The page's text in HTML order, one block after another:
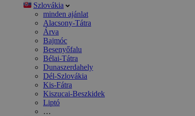
Szlovákia
minden ajánlat
Alacsony-Tátra
Árva
Bajmóc
Besenyőfalu
Bélai-Tátra
Dunaszerdahely
Dél-Szlovákia
Kis-Fátra
Kiszucai-Beszkidek
Liptó
…